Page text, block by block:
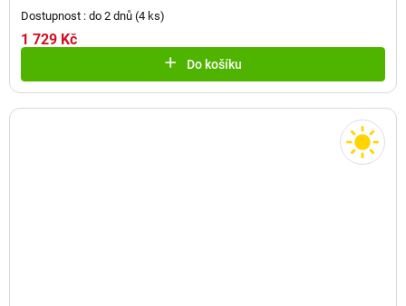
Dostupnost : do 2 dnů (4 ks)
1 729 Kč
Do košíku